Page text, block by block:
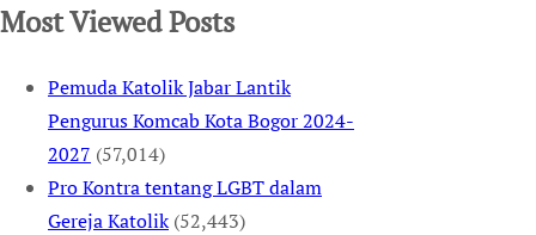
Most Viewed Posts
Pemuda Katolik Jabar Lantik
Pengurus Komcab Kota Bogor 2024-
2027 (57,014)
Pro Kontra tentang LGBT dalam
Gereja Katolik (52,443)